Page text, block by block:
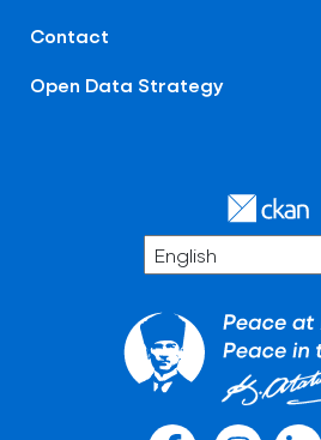
Contact
Open Data Strategy